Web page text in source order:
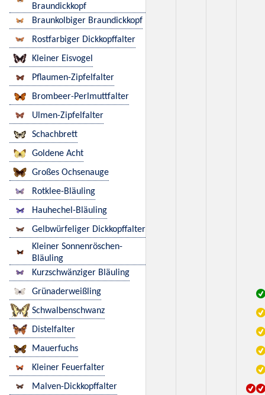
Braundickkopf
Braunkolbiger Braundickkopf
Rostfarbiger Dickkopffalter
Kleiner Eisvogel
Pflaumen-Zipfelfalter
Brombeer-Perlmuttfalter
Ulmen-Zipfelfalter
Schachbrett
Goldene Acht
Großes Ochsenauge
Rotklee-Bläuling
Hauhechel-Bläuling
Gelbwürfeliger Dickkopffalter
Kleiner Sonnenröschen-
Bläuling
Kurzschwänziger Bläuling
Grünaderweißling
Schwalbenschwanz
Distelfalter
Mauerfuchs
Kleiner Feuerfalter
Malven-Dickkopffalter